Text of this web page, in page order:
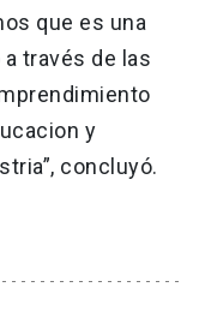
que es una
través de las
y
concluyó.